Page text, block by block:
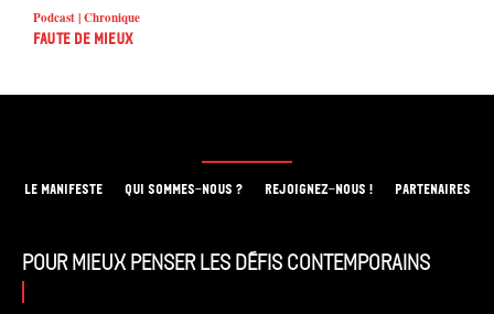
Podcast | Chronique
Faute de mieux
LE MANIFESTE QUI SOMMES-NOUS ? REJOIGNEZ-NOUS ! PARTENAIRES
Pour mieux penser les défis contemporains